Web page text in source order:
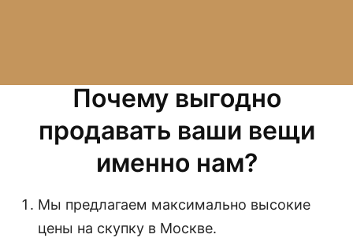
Почему выгодно
продавать ваши вещи
именно нам?
Мы предлагаем максимально высокие
цены на скупку в Москве.